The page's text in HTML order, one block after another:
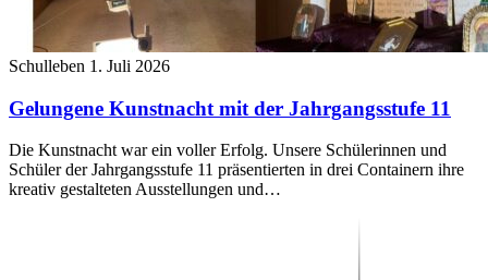
Schulleben 1. Juli 2026
Gelungene Kunstnacht mit der Jahrgangsstufe 11
Die Kunstnacht war ein voller Erfolg. Unsere Schülerinnen und
Schüler der Jahrgangsstufe 11 präsentierten in drei Containern ihre
kreativ gestalteten Ausstellungen und…